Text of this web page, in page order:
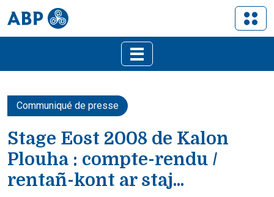
Communiqué de presse
Stage Eost 2008 de Kalon
Plouha : compte-rendu /
rentañ-kont ar staj...